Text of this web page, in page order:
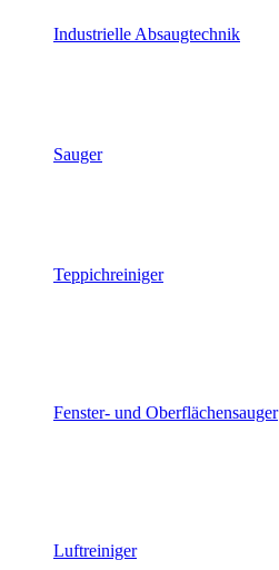
Industrielle Absaugtechnik
Sauger
Teppichreiniger
Fenster- und Oberflächensauger
Luftreiniger